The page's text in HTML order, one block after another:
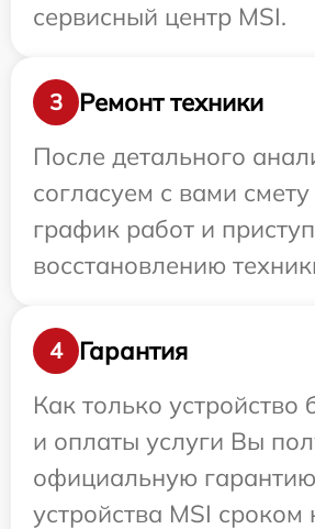
сервисный центр MSI.
3
Ремонт техники
После детального
согласуем с вами смету
график работ и
восстановлению
4
Гарантия
Как только устройство
и оплаты услуги Вы
официальную
устройства MSI сроком